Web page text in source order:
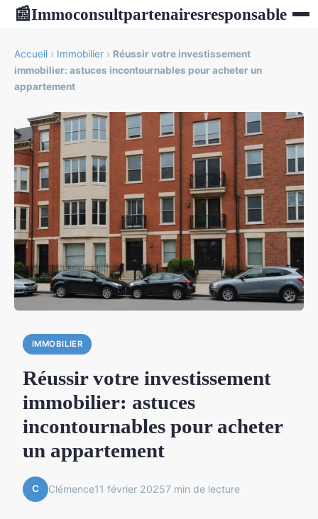
📰Immoconsultpartenairesresponsable
Accueil › Immobilier › Réussir votre investissement
immobilier: astuces incontournables pour acheter un
appartement
IMMOBILIER
Réussir votre investissement
immobilier: astuces
incontournables pour acheter
un appartement
C Clémence11 février 20257 min de lecture